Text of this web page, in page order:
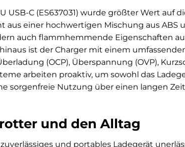
USB-C (ES637031) wurde größter Wert auf
einer hochwertigen Mischung aus ABS
auch flammhemmende Eigenschaften
ist der Charger mit einem
(OCP), Überspannung (OVP),
arbeiten proaktiv, um sowohl das
sorgenfreie Nutzung über einen langen
und den Alltag
und portables Ladegerät